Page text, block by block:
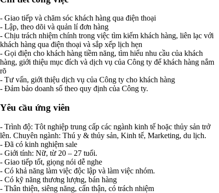
- Giao tiếp và chăm sóc khách hàng qua điện thoại
- Lập, theo dõi và quản lí đơn hàng
- Chịu trách nhiệm chính trong việc tìm kiếm khách hàng, liên lạc với
khách hàng qua điện thoại và sắp xếp lịch hẹn
- Gọi điện cho khách hàng tiềm năng, tìm hiểu nhu cầu của khách
hàng, giới thiệu mục đích và dịch vụ của Công ty để khách hàng nắm
rõ
- Tư vấn, giới thiệu dịch vụ của Công ty cho khách hàng
- Đảm bảo doanh số theo quy định của Công ty.
Yêu cầu ứng viên
- Trình độ: Tôt nghiệp trung cấp các ngành kinh tế hoặc thủy sản trở
lên. Chuyên ngành: Thú y & thủy sản, Kinh tế, Marketing, du lịch.
- Đã có kinh nghiệm sale
- Giới tính: Nữ, từ 20 – 27 tuổi.
- Giao tiếp tốt, giọng nói dễ nghe
- Có khả năng làm việc độc lập và làm việc nhóm.
- Có kỹ năng thương lượng, bán hàng
- Thân thiện, siêng năng, cẩn thận, có trách nhiệm